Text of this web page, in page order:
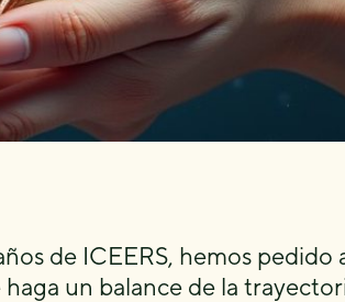
de ICEERS, hemos pedido
un balance de la